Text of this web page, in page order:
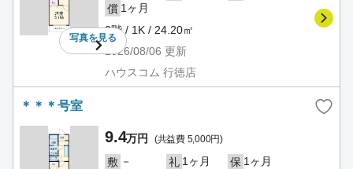
写真を見る
償 1ヶ月
2階 / 1K / 24.20㎡
2026/08/06 更新
ハウスコム 行徳店
＊＊＊号室
9.4万円 (共益費 5,000円)
敷 － 礼 1ヶ月 保 1ヶ月